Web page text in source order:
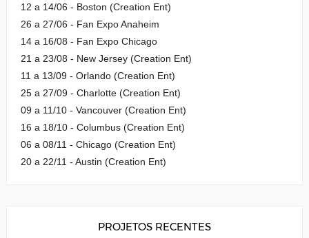
12 a 14/06 - Boston (Creation Ent)
26 a 27/06 - Fan Expo Anaheim
14 a 16/08 - Fan Expo Chicago
21 a 23/08 - New Jersey (Creation Ent)
11 a 13/09 - Orlando (Creation Ent)
25 a 27/09 - Charlotte (Creation Ent)
09 a 11/10 - Vancouver (Creation Ent)
16 a 18/10 - Columbus (Creation Ent)
06 a 08/11 - Chicago (Creation Ent)
20 a 22/11 - Austin (Creation Ent)
PROJETOS RECENTES